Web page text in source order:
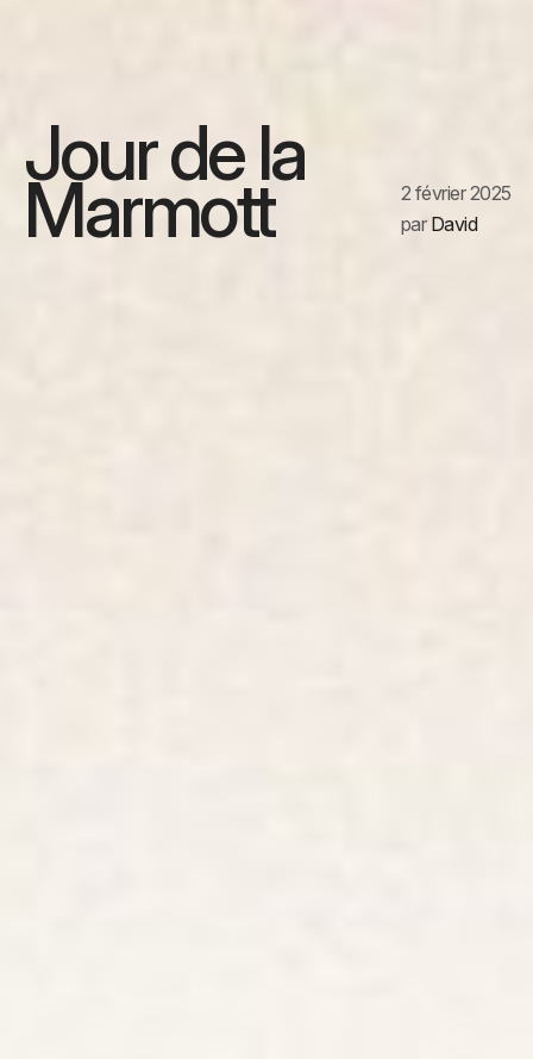
Jour de la
Marmott
2 février 2025
par David